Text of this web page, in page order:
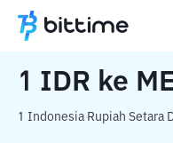
Beranda Konverter
1 IDR ke
1 Indonesia Rupiah Setara